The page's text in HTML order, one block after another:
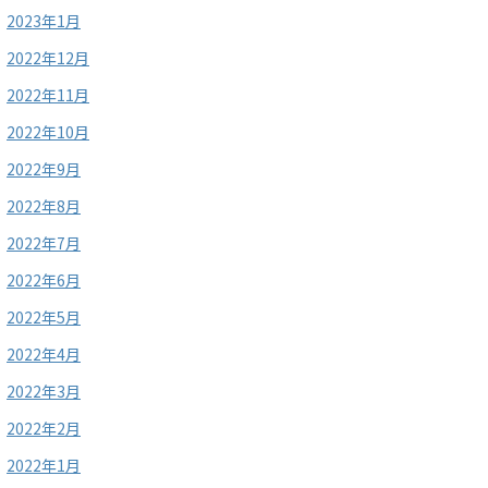
2023年1月
2022年12月
2022年11月
2022年10月
2022年9月
2022年8月
2022年7月
2022年6月
2022年5月
2022年4月
2022年3月
2022年2月
2022年1月